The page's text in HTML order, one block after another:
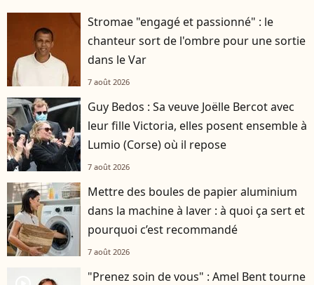
Stromae "engagé et passionné" : le
chanteur sort de l'ombre pour une sortie
dans le Var
7 août 2026
Guy Bedos : Sa veuve Joëlle Bercot avec
leur fille Victoria, elles posent ensemble à
Lumio (Corse) où il repose
7 août 2026
Mettre des boules de papier aluminium
dans la machine à laver : à quoi ça sert et
pourquoi c’est recommandé
7 août 2026
"Prenez soin de vous" : Amel Bent tourne